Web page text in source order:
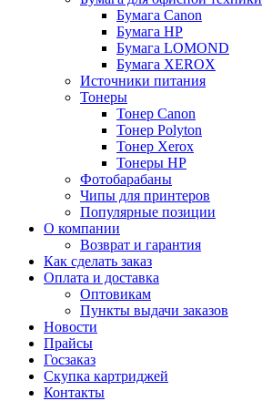
Бумага Canon
Бумага HP
Бумага LOMOND
Бумага XEROX
Источники питания
Тонеры
Тонер Canon
Тонер Polyton
Тонер Xerox
Тонеры HP
Фотобарабаны
Чипы для принтеров
Популярные позиции
О компании
Возврат и гарантия
Как сделать заказ
Оплата и доставка
Оптовикам
Пункты выдачи заказов
Новости
Прайсы
Госзаказ
Скупка картриджей
Контакты